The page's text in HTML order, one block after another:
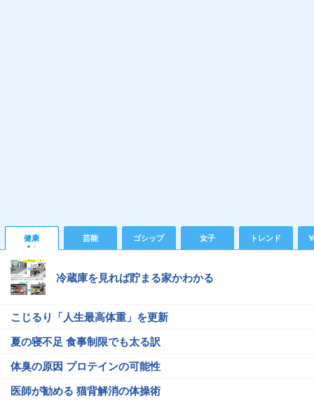
健康 芸能 ゴシップ 女子 トレンド
冷蔵庫を見れば貯まる家かわかる
こじるり「人生最高体重」を更新
夏の寝不足 食事制限でも太る訳
体臭の原因 プロテインの可能性
医師が勧める 猫背解消の体操術